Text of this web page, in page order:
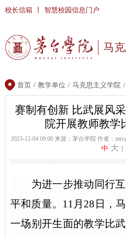
马
校长信箱 智慧校园信息门户
首页 / 教学单位 / 马克思主义学院 /
赛制有创新 比武展风
院开展教师教学
2023-12-04 09:00 来源：茅台学院 作者：
中 大 ]
为进一步推动同行
平和质量。 11月28日，
一场别开生面的教学比